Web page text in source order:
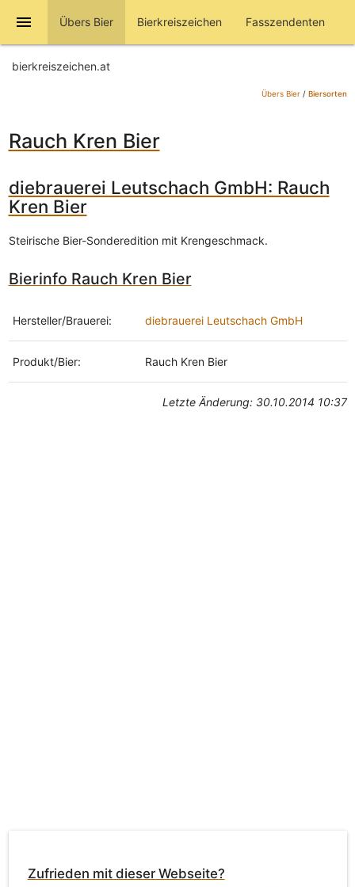
menu Übers Bier Bierkreiszeichen Fasszendenten
bierkreiszeichen.at
Übers Bier/ Biersorten
Rauch Kren Bier
diebrauerei Leutschach GmbH: Rauch
Kren Bier
Steirische Bier-Sonderedition mit Krengeschmack.
Bierinfo Rauch Kren Bier
Hersteller/Brauerei: diebrauerei Leutschach GmbH
Produkt/Bier: Rauch Kren Bier
Letzte Änderung: 30.10.2014 10:37
Zufrieden mit dieser Webseite?